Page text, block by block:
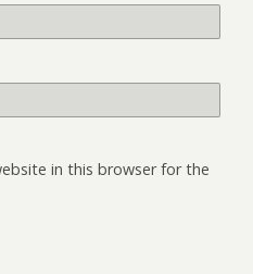
in this browser for the